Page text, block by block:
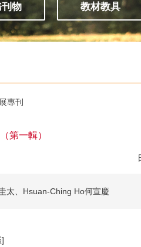
物 教材教具
專刊
第一輯）
太、Hsuan-Ching Ho何宣慶